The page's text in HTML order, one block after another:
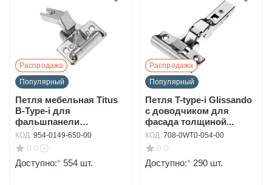
Распродажа
Популярный
Петля мебельная Titus
B-Type-i для
фальшпанели
110/48/18...
КОД: 954-0149-650-00
0.0
Доступно:* 554 шт.
Распродажа
Популярный
Петля T-type-i Glissando
с доводчиком для
фасада толщиной...
КОД: 708-0WT0-054-00
0.0
Доступно:* 290 шт.